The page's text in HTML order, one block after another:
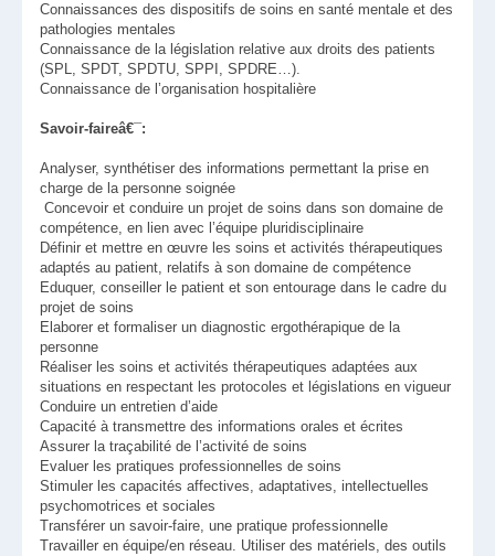
Connaissances des dispositifs de soins en santé mentale et des
pathologies mentales
Connaissance de la législation relative aux droits des patients
(SPL, SPDT, SPDTU, SPPI, SPDRE…).
Connaissance de l’organisation hospitalière
Savoir-faireâ€¯:
Analyser, synthétiser des informations permettant la prise en
charge de la personne soignée
Concevoir et conduire un projet de soins dans son domaine de
compétence, en lien avec l’équipe pluridisciplinaire
Définir et mettre en œuvre les soins et activités thérapeutiques
adaptés au patient, relatifs à son domaine de compétence
Eduquer, conseiller le patient et son entourage dans le cadre du
projet de soins
Elaborer et formaliser un diagnostic ergothérapique de la
personne
Réaliser les soins et activités thérapeutiques adaptées aux
situations en respectant les protocoles et législations en vigueur
Conduire un entretien d’aide
Capacité à transmettre des informations orales et écrites
Assurer la traçabilité de l’activité de soins
Evaluer les pratiques professionnelles de soins
Stimuler les capacités affectives, adaptatives, intellectuelles
psychomotrices et sociales
Transférer un savoir-faire, une pratique professionnelle
Travailler en équipe/en réseau. Utiliser des matériels, des outils